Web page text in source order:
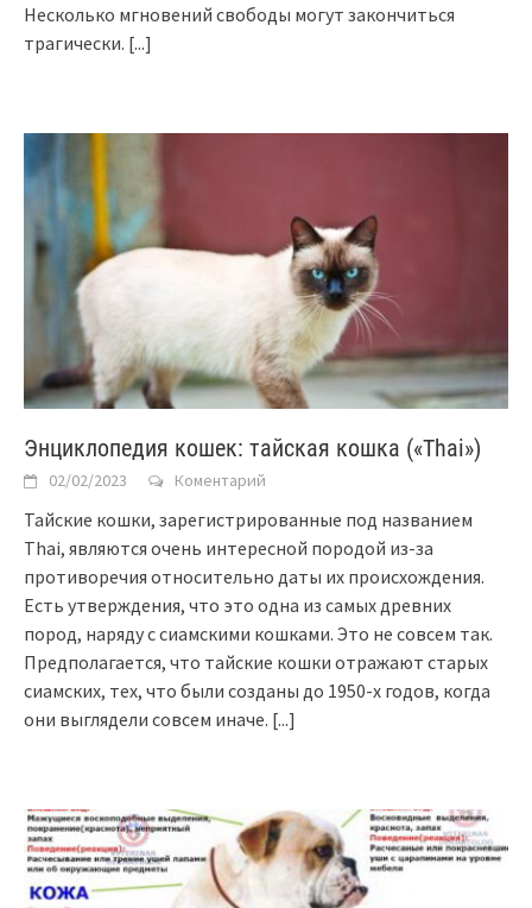
Несколько мгновений свободы могут закончиться
трагически. [...]
Энциклопедия кошек: тайская кошка («Thai»)
02/02/2023 Коментарий
Тайские кошки, зарегистрированные под названием
Thai, являются очень интересной породой из-за
противоречия относительно даты их происхождения.
Есть утверждения, что это одна из самых древних
пород, наряду с сиамскими кошками. Это не совсем так.
Предполагается, что тайские кошки отражают старых
сиамских, тех, что были созданы до 1950-х годов, когда
они выглядели совсем иначе. [...]